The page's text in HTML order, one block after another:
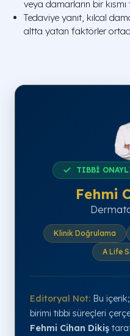
veya damarların bir
Tedaviye yanıt, kılcal
altta yatan faktörler
TIBBİ
Fehmi
Klinik Doğrulama
A Life
Editoryal Not: Bu içerik;
birimi tıbbi süreçleri
Fehmi Cihan Dikiş